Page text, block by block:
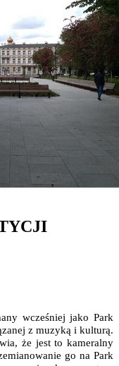
wcześniej jako Park
z muzyką i kulturą.
że jest to kameralny
go na Park